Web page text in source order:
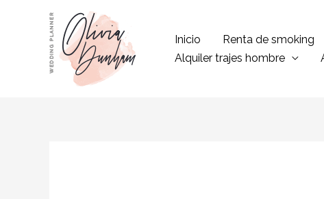
contenido
Inicio Renta de smoking
Alquiler trajes hombre